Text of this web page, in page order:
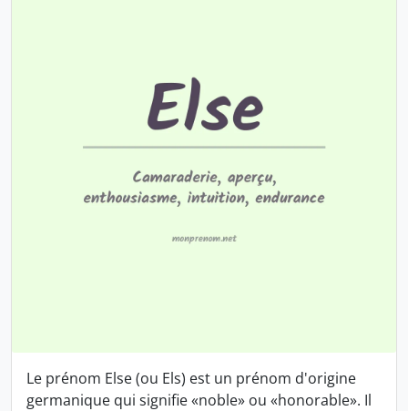
Le prénom Else (ou Els) est un prénom d'origine
germanique qui signifie «noble» ou «honorable». Il